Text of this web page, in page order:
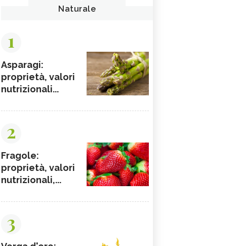
Naturale
1
Asparagi:
proprietà, valori
nutrizionali...
2
Fragole:
proprietà, valori
nutrizionali,...
3